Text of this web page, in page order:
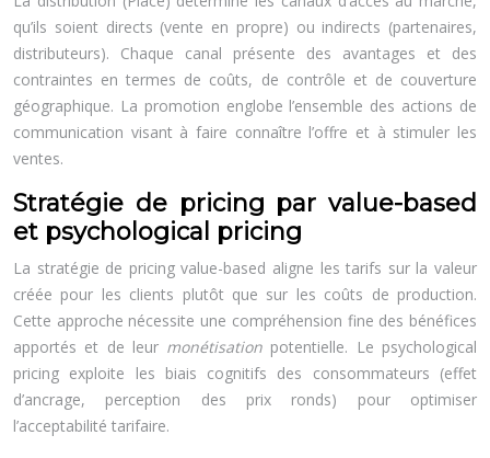
qu’ils soient directs (vente en propre) ou indirects (partenaires,
distributeurs). Chaque canal présente des avantages et des
contraintes en termes de coûts, de contrôle et de couverture
géographique. La promotion englobe l’ensemble des actions de
communication visant à faire connaître l’offre et à stimuler les
ventes.
Stratégie de pricing par value-based
et psychological pricing
La stratégie de pricing value-based aligne les tarifs sur la valeur
créée pour les clients plutôt que sur les coûts de production.
Cette approche nécessite une compréhension fine des bénéfices
apportés et de leur monétisation potentielle. Le psychological
pricing exploite les biais cognitifs des consommateurs (effet
d’ancrage, perception des prix ronds) pour optimiser
l’acceptabilité tarifaire.